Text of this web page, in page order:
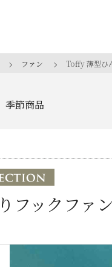
ファン Toffy 薄型ひ
季節商品
フックファ